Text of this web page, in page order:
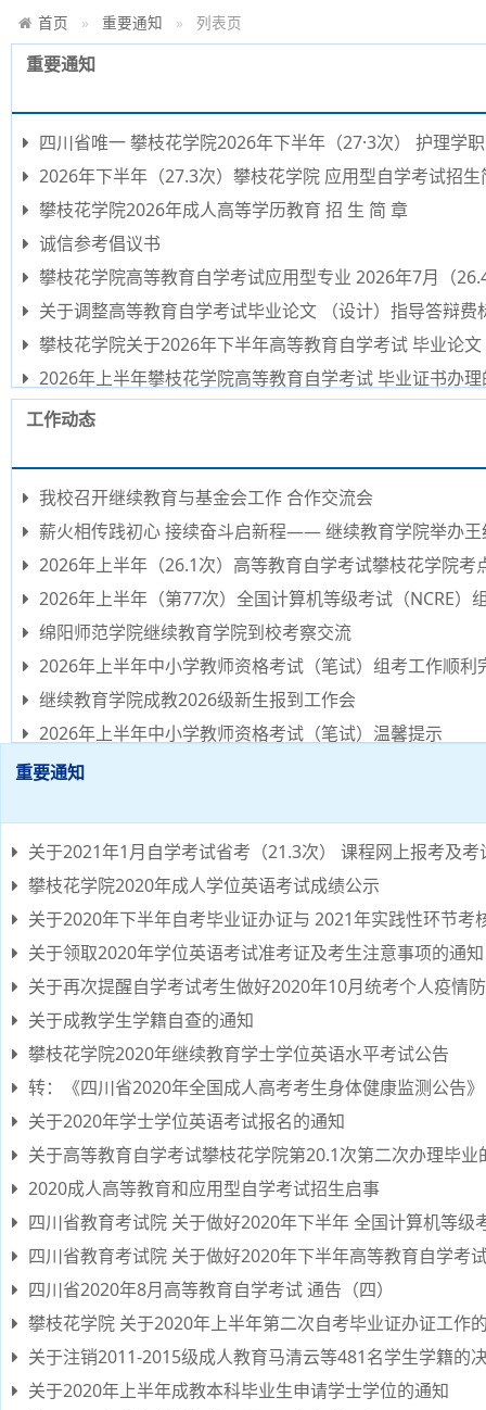
首页 重要通知 列表页
重要通知
四川省唯一 攀枝花学院2026年下半年（27·3次） 护理学
2026年下半年（27.3次）攀枝花学院 应用型自学考试招生
攀枝花学院2026年成人高等学历教育 招 生 简 章
诚信参考倡议书
攀枝花学院高等教育自学考试应用型专业 2026年7月（
关于调整高等教育自学考试毕业论文 （设计）指导答辩费
攀枝花学院关于2026年下半年高等教育自学考试 毕业论
2026年上半年攀枝花学院高等教育自学考试 毕业证书办
工作动态
我校召开继续教育与基金会工作 合作交流会
薪火相传践初心 接续奋斗启新程—— 继续教育学院举办王
2026年上半年（26.1次）高等教育自学考试攀枝花学院考
2026年上半年（第77次）全国计算机等级考试（NCRE）
绵阳师范学院继续教育学院到校考察交流
2026年上半年中小学教师资格考试（笔试）组考工作顺利
继续教育学院成教2026级新生报到工作会
2026年上半年中小学教师资格考试（笔试）温馨提示
重要通知
关于2021年1月自学考试省考（21.3次） 课程网上报考及
攀枝花学院2020年成人学位英语考试成绩公示
关于2020年下半年自考毕业证办证与 2021年实践性环节考
关于领取2020年学位英语考试准考证及考生注意事项的通知
关于再次提醒自学考试考生做好2020年10月统考个人疫情
关于成教学生学籍自查的通知
攀枝花学院2020年继续教育学士学位英语水平考试公告
转：《四川省2020年全国成人高考考生身体健康监测公告》
关于2020年学士学位英语考试报名的通知
关于高等教育自学考试攀枝花学院第20.1次第二次办理毕业
2020成人高等教育和应用型自学考试招生启事
四川省教育考试院 关于做好2020年下半年 全国计算机等级
四川省教育考试院 关于做好2020年下半年高等教育自学考
四川省2020年8月高等教育自学考试 通告（四）
攀枝花学院 关于2020年上半年第二次自考毕业证办证工作
关于注销2011-2015级成人教育马清云等481名学生学籍的
关于2020年上半年成教本科毕业生申请学士学位的通知